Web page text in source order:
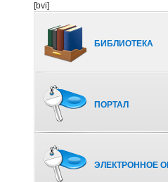
[bvi]
БИБЛИОТЕКА
ПОРТАЛ
ЭЛЕКТРОННОЕ